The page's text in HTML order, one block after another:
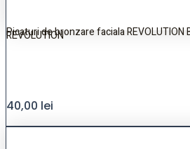
Picaturi de bronzare faciala REVOLUTION
REVOLUTION
40,00 lei